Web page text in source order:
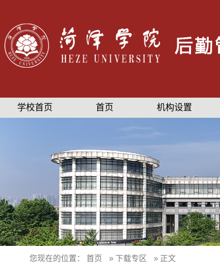
学校首页 首页 机构设置
您现在的位置： 首页 » 下载专区 » 正文